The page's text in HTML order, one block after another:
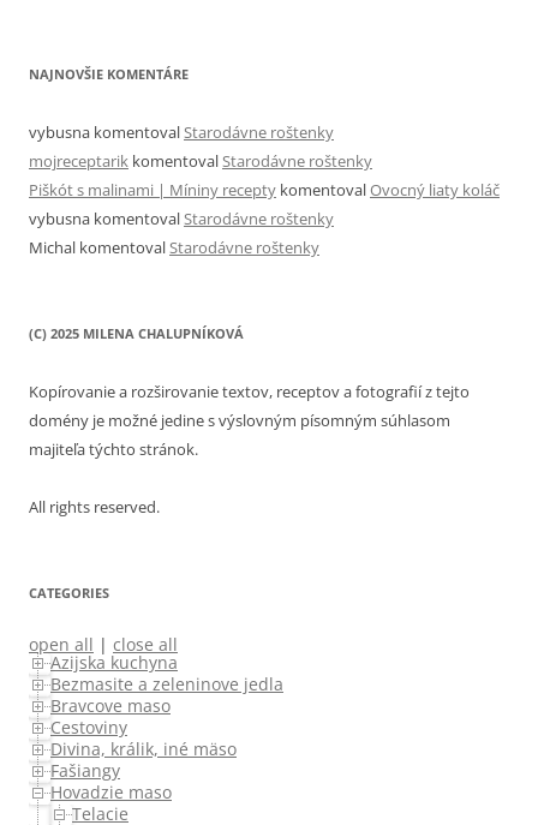
NAJNOVŠIE KOMENTÁRE
vybusna komentovalStarodávne roštenky
mojreceptarik komentovalStarodávne roštenky
Piškót s malinami | Míniny recepty komentovalOvocný liaty koláč
vybusna komentovalStarodávne roštenky
Michal komentovalStarodávne roštenky
(C) 2025 MILENA CHALUPNÍKOVÁ
Kopírovanie a rozširovanie textov, receptov a fotografií z tejto
domény je možné jedine s výslovným písomným súhlasom
majiteľa týchto stránok.
All rights reserved.
CATEGORIES
open all | close all
Azijska kuchyna
Bezmasite a zeleninove jedla
Bravcove maso
Cestoviny
Divina, králik, iné mäso
Fašiangy
Hovadzie maso
Telacie